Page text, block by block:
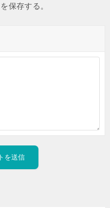
保存する。